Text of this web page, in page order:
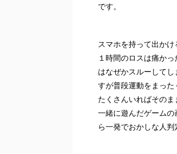
です。
スマホを持って出か
１時間のロスは痛か
はなぜかスルーして
すが普段運動をまっ
たくさんいればその
一緒に遊んだゲーム
ら一発でおかしな人判